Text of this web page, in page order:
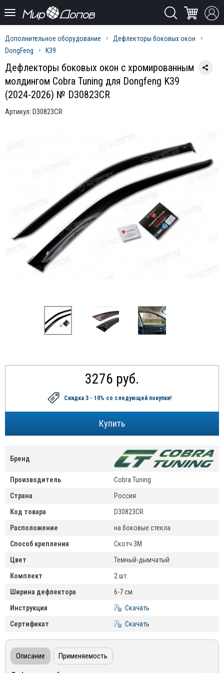
Дополнительное оборудование
Дефлекторы боковых окон
DongFeng
K39
Дефлекторы боковых окон с хромированным
молдингом Cobra Tuning для Dongfeng K39
(2024-2026) № D30823CR
Артикул: D30823CR
3276 руб.
Скидка 3 - 10% со следующей покупки!
Бренд
Производитель
Cobra Tuning
Страна
Россия
Код товара
D30823CR
Расположение
на боковые стекла
Способ крепления
Скотч 3М
Цвет
Темный-дымчатый
Комплект
2 шт.
Ширина дефлектора
6-7 см.
Инструкция
Скачать
Сертификат
Скачать
Описание Применяемость